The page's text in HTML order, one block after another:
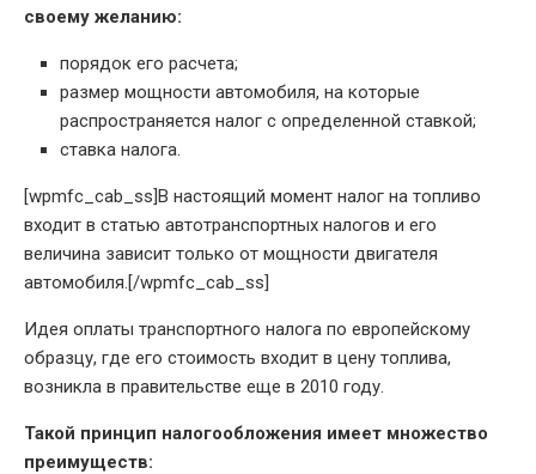
своему желанию:
порядок его расчета;
размер мощности автомобиля, на которые
распространяется налог с определенной ставкой;
ставка налога.
[wpmfc_cab_ss]В настоящий момент налог на топливо
входит в статью автотранспортных налогов и его
величина зависит только от мощности двигателя
автомобиля.[/wpmfc_cab_ss]
Идея оплаты транспортного налога по европейскому
образцу, где его стоимость входит в цену топлива,
возникла в правительстве еще в 2010 году.
Такой принцип налогообложения имеет множество
преимуществ: